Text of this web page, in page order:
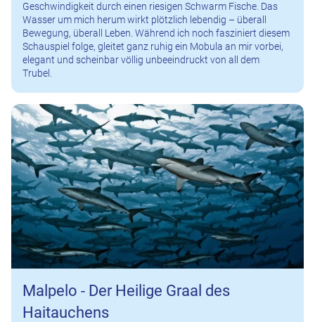
Geschwindigkeit durch einen riesigen Schwarm Fische. Das
Wasser um mich herum wirkt plötzlich lebendig – überall
Bewegung, überall Leben. Während ich noch fasziniert diesem
Schauspiel folge, gleitet ganz ruhig ein Mobula an mir vorbei,
elegant und scheinbar völlig unbeeindruckt von all dem
Trubel.
Malpelo - Der Heilige Graal des
Haitauchens